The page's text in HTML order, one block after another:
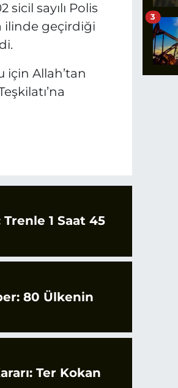
sayılı Polis
ilinde geçirdiği
için Allah’tan
1 Saat 45
80 Ülkenin
Ter Kokan
3